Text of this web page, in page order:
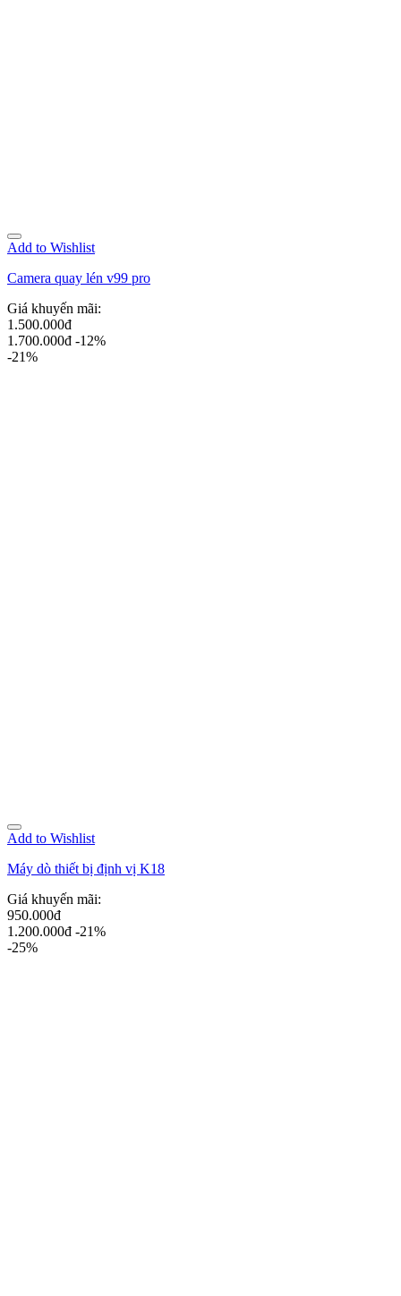
Add to Wishlist
Camera quay lén v99 pro
Giá khuyến mãi:
1.500.000đ
1.700.000đ -12%
-21%
Add to Wishlist
Máy dò thiết bị định vị K18
Giá khuyến mãi:
950.000đ
1.200.000đ -21%
-25%